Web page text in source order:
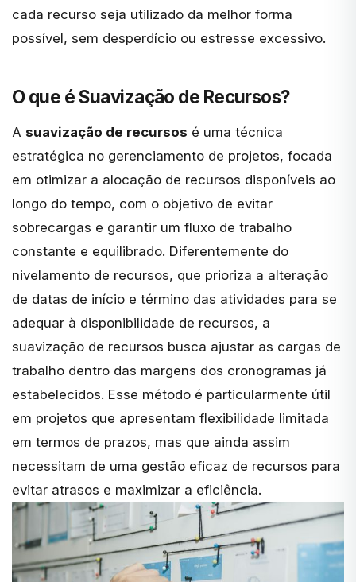
cada recurso seja utilizado da melhor forma
possível, sem desperdício ou estresse excessivo.
O que é Suavização de Recursos?
A suavização de recursos é uma técnica
estratégica no gerenciamento de projetos, focada
em otimizar a alocação de recursos disponíveis ao
longo do tempo, com o objetivo de evitar
sobrecargas e garantir um fluxo de trabalho
constante e equilibrado. Diferentemente do
nivelamento de recursos, que prioriza a alteração
de datas de início e término das atividades para se
adequar à disponibilidade de recursos, a
suavização de recursos busca ajustar as cargas de
trabalho dentro das margens dos cronogramas já
estabelecidos. Esse método é particularmente útil
em projetos que apresentam flexibilidade limitada
em termos de prazos, mas que ainda assim
necessitam de uma gestão eficaz de recursos para
evitar atrasos e maximizar a eficiência.